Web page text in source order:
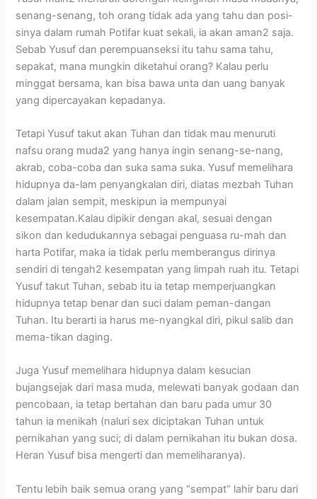
senang-senang, toh orang tidak ada yang tahu dan posi-
sinya dalam rumah Potifar kuat sekali, ia akan aman2 saja.
Sebab Yusuf dan perempuanseksi itu tahu sama tahu,
sepakat, mana mungkin diketahui orang? Kalau perlu
minggat bersama, kan bisa bawa unta dan uang banyak
yang dipercayakan kepadanya.
Tetapi Yusuf takut akan Tuhan dan tidak mau menuruti
nafsu orang muda2 yang hanya ingin senang-se-nang,
akrab, coba-coba dan suka sama suka. Yusuf memelihara
hidupnya da-lam penyangkalan diri, diatas mezbah Tuhan
dalam jalan sempit, meskipun ia mempunyai
kesempatan.Kalau dipikir dengan akal, sesuai dengan
sikon dan kedudukannya sebagai penguasa ru-mah dan
harta Potifar, maka ia tidak perlu memberangus dirinya
sendiri di tengah2 kesempatan yang limpah ruah itu. Tetapi
Yusuf takut Tuhan, sebab itu ia tetap memperjuangkan
hidupnya tetap benar dan suci dalam peman-dangan
Tuhan. Itu berarti ia harus me-nyangkal diri, pikul salib dan
mema-tikan daging.
Juga Yusuf memelihara hidupnya dalam kesucian
bujangsejak dari masa muda, melewati banyak godaan dan
pencobaan, ia tetap bertahan dan baru pada umur 30
tahun ia menikah (naluri sex diciptakan Tuhan untuk
pernikahan yang suci; di dalam pernikahan itu bukan dosa.
Heran Yusuf bisa mengerti dan memeliharanya).
Tentu lebih baik semua orang yang “sempat” lahir baru dari